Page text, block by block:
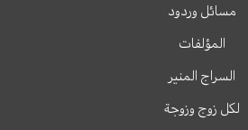
مسائل وردود
المؤلفات
السراج المنير
لكل زوج وزوجة